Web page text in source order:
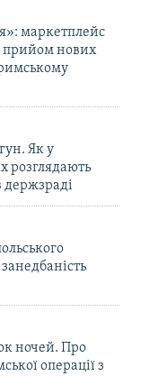
маркетплейс
прийом нових
Як у
розглядають
держзраді
ночей. Про
операції з